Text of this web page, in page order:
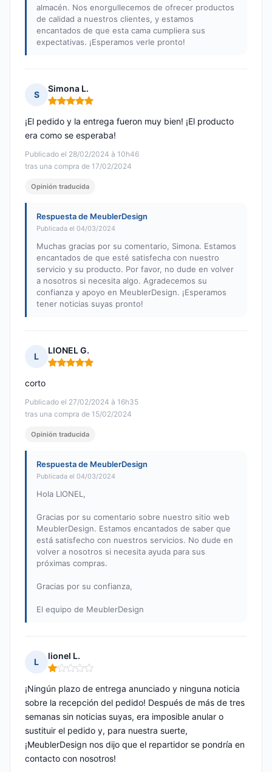
almacén. Nos enorgullecemos de ofrecer productos
de calidad a nuestros clientes, y estamos
encantados de que esta cama cumpliera sus
expectativas. ¡Esperamos verle pronto!
S
Simona L.
Nota: 5 de 5
Publicado el 28/02/2024 à 10h46
tras una compra de 17/02/2024
¡El pedido y la entrega fueron muy bien! ¡El producto
era como se esperaba!
Opinión traducida
Respuesta de MeublerDesign
Publicada el 04/03/2024
Muchas gracias por su comentario, Simona. Estamos
encantados de que esté satisfecha con nuestro
servicio y su producto. Por favor, no dude en volver
a nosotros si necesita algo. Agradecemos su
confianza y apoyo en MeublerDesign. ¡Esperamos
tener noticias suyas pronto!
L
LIONEL G.
Nota: 5 de 5
Publicado el 27/02/2024 à 16h35
tras una compra de 15/02/2024
corto
Opinión traducida
Respuesta de MeublerDesign
Publicada el 04/03/2024
Hola LIONEL,
Gracias por su comentario sobre nuestro sitio web
MeublerDesign. Estamos encantados de saber que
está satisfecho con nuestros servicios. No dude en
volver a nosotros si necesita ayuda para sus
próximas compras.
Gracias por su confianza,
El equipo de MeublerDesign
L
lionel L.
Nota: 1 de 5
¡Ningún plazo de entrega anunciado y ninguna noticia
sobre la recepción del pedido! Después de más de tres
semanas sin noticias suyas, era imposible anular o
sustituir el pedido y, para nuestra suerte,
¡MeublerDesign nos dijo que el repartidor se pondría en
contacto con nosotros!